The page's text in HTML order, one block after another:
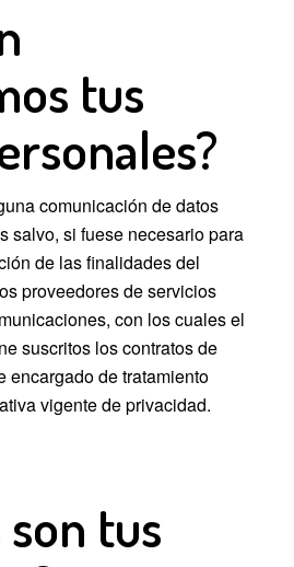
tus
comunicación de datos
salvo, si fuese necesario para
de las finalidades del
proveedores de servicios
con los cuales el
suscritos los contratos de
encargado de tratamiento
vigente de privacidad.
son tus